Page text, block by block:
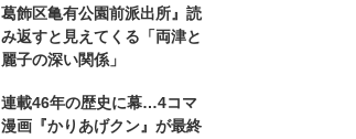
葛飾区亀有公園前派出所』読
み返すと見えてくる「両津と
麗子の深い関係」
連載46年の歴史に幕…4コマ
漫画『かりあげクン』が最終